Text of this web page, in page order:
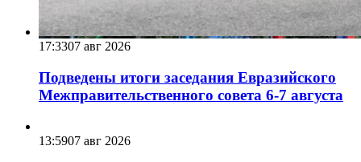
17:3307 авг 2026
Подведены итоги заседания Евразийского
Межправительственного совета 6-7 августа
13:5907 авг 2026